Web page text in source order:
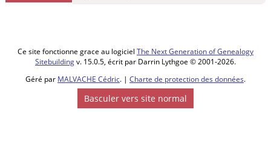
Vendredi 13
jan 1871 -
Mont-
Ce site fonctionne grace au logiciel The Next Generation of Genealogy
Sitebuildingv. 15.0.5, écrit par Darrin Lythgoe © 2001-2026.
Géré par MALVACHE Cédric. | Charte de protection des données.
Basculer vers site normal